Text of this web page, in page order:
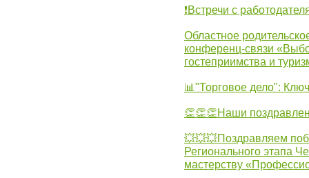
❗Встречи с
Областное
конференц-связи
гостеприимства и
📊"Торговое дело":
👏👏👏Наши
💥💥💥Поздравляем
Регионального этапа
мастерству